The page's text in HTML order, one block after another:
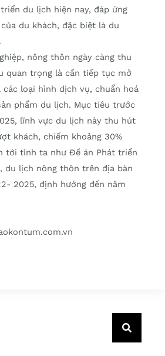
du lịch hiện nay, đáp ứng
du khách, đặc biệt là du
nông thôn ngày càng thu
quan trọng là cần tiếp tục mở
các loại hình dịch vụ, chuẩn hoá
phẩm du lịch. Mục tiêu trước
lĩnh vực du lịch này thu hút
khách, chiếm khoảng 30%
tới tỉnh ta như Đề án Phát triển
du lịch nông thôn trên địa bàn
2025, định hướng đến năm